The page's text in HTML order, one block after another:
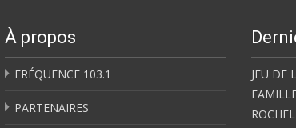
À propos
FRÉQUENCE 103.1
PARTENAIRES
JEU DE